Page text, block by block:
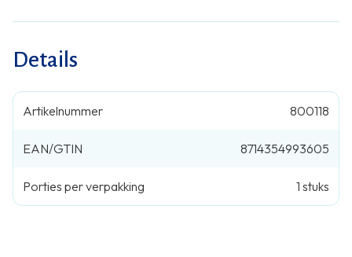
Details
Artikelnummer 800118
EAN/GTIN 8714354993605
Porties per verpakking 1 stuks